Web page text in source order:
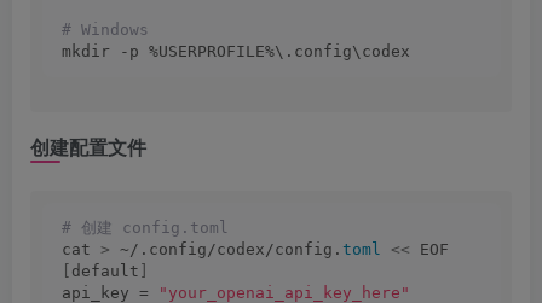
# Windows
mkdir -p %USERPROFILE%\.config\codex
创建配置文件
# 创建 config.toml
cat > ~/.config/codex/config. toml << EOF
[ default ]
api_key =
"your_openai_api_key_here"